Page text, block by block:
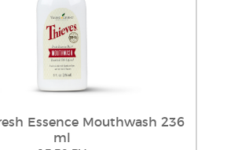
Essence Mouthwash 236
ml